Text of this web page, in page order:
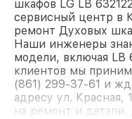
шкафов LG LB
сервисный центр в
ремонт Духовых
Наши инженеры
модели, включая LB
клиентов мы
(861) 299-37-61 и
адресу ул. Красная,
на ремонт и